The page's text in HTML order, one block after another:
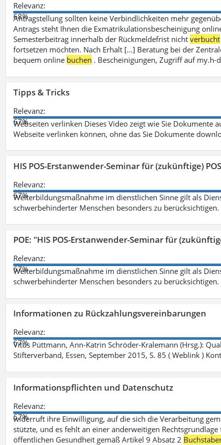
Relevanz:
68%
Antragstellung sollten keine Verbindlichkeiten mehr
Antrags steht Ihnen die Exmatrikulationsbescheinigung
Semesterbeitrag innerhalb der Rückmeldefrist nichtverbucht
fortsetzen möchten. Nach Erhalt [...] Beratung bei der
bequem online buchen . Bescheinigungen, Zugriff auf
Tipps & Tricks
Relevanz:
67%
Webseiten verlinken Dieses Video zeigt wie Sie Dokumente
Webseite verlinken können, ohne das Sie Dokumente
HIS POS-Erstanwender-Seminar für (zukünftige)
Relevanz:
67%
Weiterbildungsmaßnahme im dienstlichen Sinne gilt als
schwerbehinderter Menschen besonders zu berücksichtigen.
POE: "HIS POS-Erstanwender-Seminar für
Relevanz:
67%
Weiterbildungsmaßnahme im dienstlichen Sinne gilt als
schwerbehinderter Menschen besonders zu berücksichtigen.
Informationen zu Rückzahlungsvereinbarungen
Relevanz:
67%
Vitus Püttmann, Ann-Katrin Schröder-Kralemann (Hrsg.):
Stifterverband, Essen, September 2015, S. 85 ( Weblink )
Informationspflichten und Datenschutz
Relevanz:
67%
widerruft ihre Einwilligung, auf die sich die Verarbeitung
stützte, und es fehlt an einer anderweitigen
öffentlichen Gesundheit gemäß Artikel 9 Absatz 2